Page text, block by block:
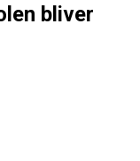
bliver